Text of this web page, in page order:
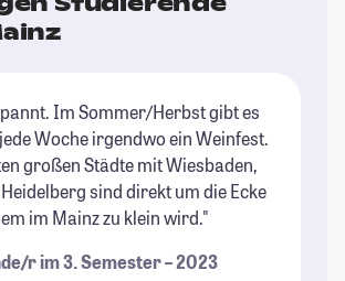
Im Sommer/Herbst gibt es
Woche irgendwo ein Weinfest.
großen Städte mit Wiesbaden,
sind direkt um die Ecke
im Mainz zu klein wird."
r im 3. Semester – 2023